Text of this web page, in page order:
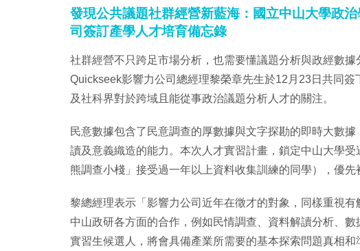
發現公共議題社群經營新藍海：國立中山大學政
司簽訂產學人才培育備忘錄
社群經營不只跨足市場分析，也需要懂議題分析與政經數
Quickseek影響力公司總經理黎榮章先生於12月23日共同
及社科界對於跨域且能從事政治議題分析人才的關注。
民意數據包含了民意調查的厚數據與文字探勘的即時大數
讀及意義織造的能力。本次人才實習計畫，鎖定中山大學
熊調查小棧」接受過一年以上資料收集訓練的同學），優先
黎總經理表示「影響力公司近年在徵才的對象，同樣重視
中山政研各方面的合作，例如民情調查、資料解讀分析、
實習生候選人，將會具備產業所需要的基本探索問題真相